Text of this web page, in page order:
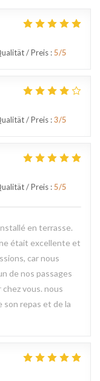
/ Preis :5/5
/ Preis :3/5
/ Preis :5/5
en terrasse.
était excellente et
car nous
de nos passages
chez vous. nous
repas et de la